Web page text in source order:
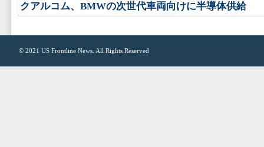
クアルコム、BMWの次世代車両向けに半導体供給
© 2021 US Frontline News . All Rights Reserved